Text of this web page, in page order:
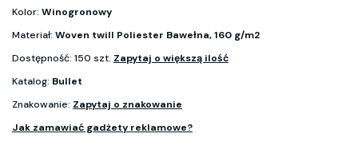
Kolor: Winogronowy
Materiał: Woven twill Poliester Bawełna, 160 g/m2
Dostępność: 150 szt. Zapytaj o większą ilość
Katalog: Bullet
Znakowanie: Zapytaj o znakowanie
Jak zamawiać gadżety reklamowe?